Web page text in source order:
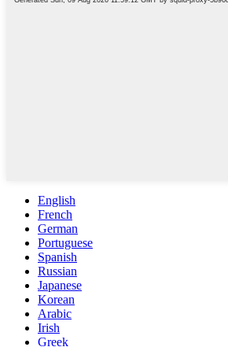
English
French
German
Portuguese
Spanish
Russian
Japanese
Korean
Arabic
Irish
Greek